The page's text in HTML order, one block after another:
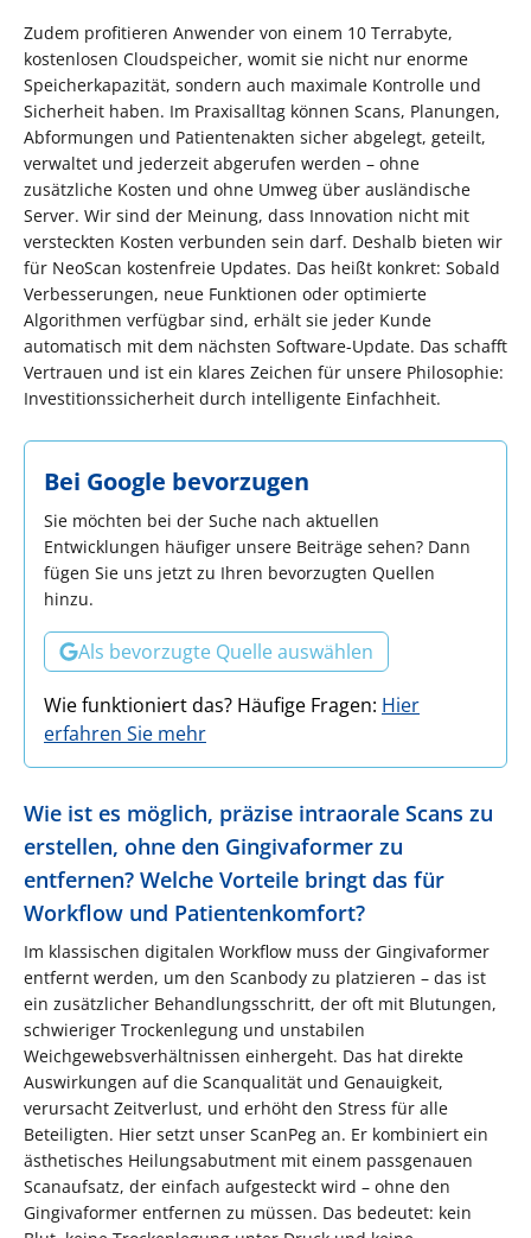
Zudem profitieren Anwender von einem 10 Terrabyte,
kostenlosen Cloudspeicher, womit sie nicht nur enorme
Speicherkapazität, sondern auch maximale Kontrolle und
Sicherheit haben. Im Praxisalltag können Scans, Planungen,
Abformungen und Patientenakten sicher abgelegt, geteilt,
verwaltet und jederzeit abgerufen werden – ohne
zusätzliche Kosten und ohne Umweg über ausländische
Server. Wir sind der Meinung, dass Innovation nicht mit
versteckten Kosten verbunden sein darf. Deshalb bieten wir
für NeoScan kostenfreie Updates. Das heißt konkret: Sobald
Verbesserungen, neue Funktionen oder optimierte
Algorithmen verfügbar sind, erhält sie jeder Kunde
automatisch mit dem nächsten Software-Update. Das schafft
Vertrauen und ist ein klares Zeichen für unsere Philosophie:
Investitionssicherheit durch intelligente Einfachheit.
Bei Google bevorzugen
Sie möchten bei der Suche nach aktuellen
Entwicklungen häufiger unsere Beiträge sehen? Dann
fügen Sie uns jetzt zu Ihren bevorzugten Quellen
hinzu.
Als bevorzugte Quelle auswählen
Wie funktioniert das? Häufige Fragen: Hier
erfahren Sie mehr
Wie ist es möglich, präzise intraorale Scans zu
erstellen, ohne den Gingivaformer zu
entfernen? Welche Vorteile bringt das für
Workflow und Patientenkomfort?
Im klassischen digitalen Workflow muss der Gingivaformer
entfernt werden, um den Scanbody zu platzieren – das ist
ein zusätzlicher Behandlungsschritt, der oft mit Blutungen,
schwieriger Trockenlegung und unstabilen
Weichgewebsverhältnissen einhergeht. Das hat direkte
Auswirkungen auf die Scanqualität und Genauigkeit,
verursacht Zeitverlust, und erhöht den Stress für alle
Beteiligten. Hier setzt unser ScanPeg an. Er kombiniert ein
ästhetisches Heilungsabutment mit einem passgenauen
Scanaufsatz, der einfach aufgesteckt wird – ohne den
Gingivaformer entfernen zu müssen. Das bedeutet: kein